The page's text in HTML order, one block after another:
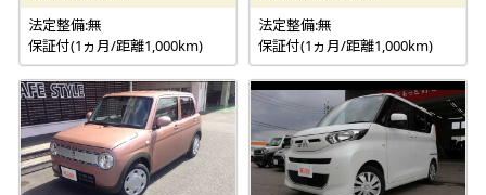
法定整備:無
保証付(1ヵ月/距離1,000km)
法定整備:無
保証付(1ヵ月/距離1,000km)